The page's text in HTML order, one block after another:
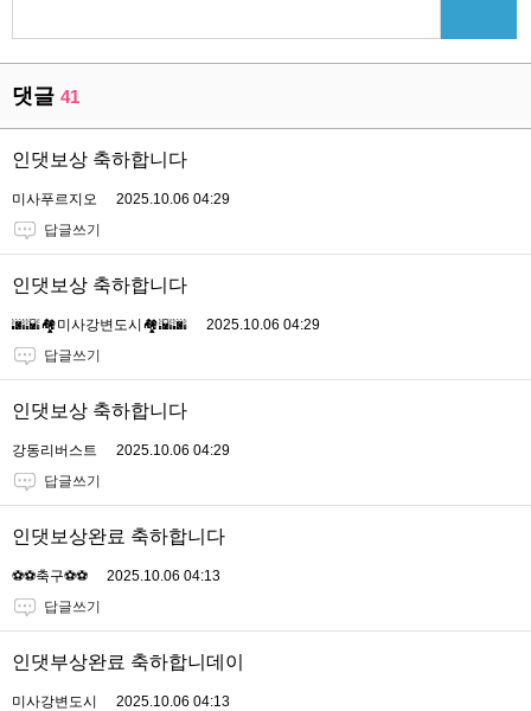
댓글 41
인댓보상 축하합니다
미사푸르지오
2025.10.06 04:29
답글쓰기
인댓보상 축하합니다
🌆🌇🏘미사강변도시🏘🌇🌆
2025.10.06 04:29
답글쓰기
인댓보상 축하합니다
강동리버스트
2025.10.06 04:29
답글쓰기
인댓보상완료 축하합니다
⚽️⚽️축구⚽️⚽️
2025.10.06 04:13
답글쓰기
인댓부상완료 축하합니데이
미사강변도시
2025.10.06 04:13